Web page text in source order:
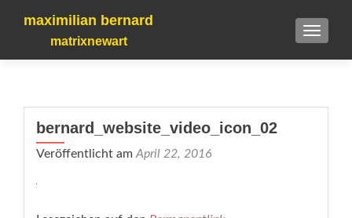
maximilian bernard
matrixnewart
bernard_website_video_icon_02
Veröffentlicht am April 22, 2016